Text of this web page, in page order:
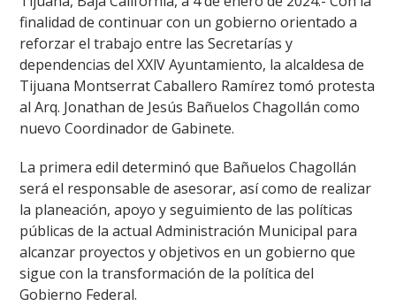
finalidad de continuar con un gobierno orientado a
reforzar el trabajo entre las Secretarías y
dependencias del XXlV Ayuntamiento, la alcaldesa de
Tijuana Montserrat Caballero Ramírez tomó protesta
al Arq. Jonathan de Jesús Bañuelos Chagollán como
nuevo Coordinador de Gabinete.
La primera edil determinó que Bañuelos Chagollán
será el responsable de asesorar, así como de realizar
la planeación, apoyo y seguimiento de las políticas
públicas de la actual Administración Municipal para
alcanzar proyectos y objetivos en un gobierno que
sigue con la transformación de la política del
Gobierno Federal.